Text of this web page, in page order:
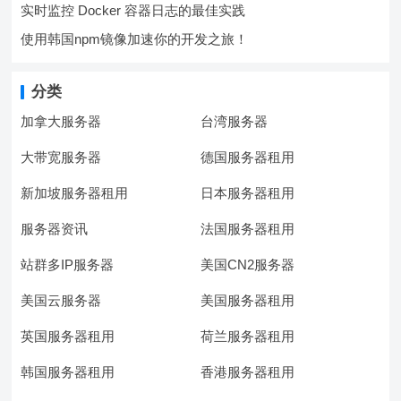
实时监控 Docker 容器日志的最佳实践
使用韩国npm镜像加速你的开发之旅！
分类
加拿大服务器 台湾服务器
大带宽服务器 德国服务器租用
新加坡服务器租用 日本服务器租用
服务器资讯 法国服务器租用
站群多IP服务器 美国CN2服务器
美国云服务器 美国服务器租用
英国服务器租用 荷兰服务器租用
韩国服务器租用 香港服务器租用